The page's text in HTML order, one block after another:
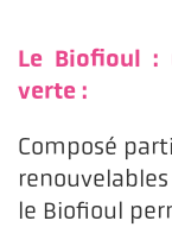
Le Biofioul :
verte :
Composé
le Biofioul